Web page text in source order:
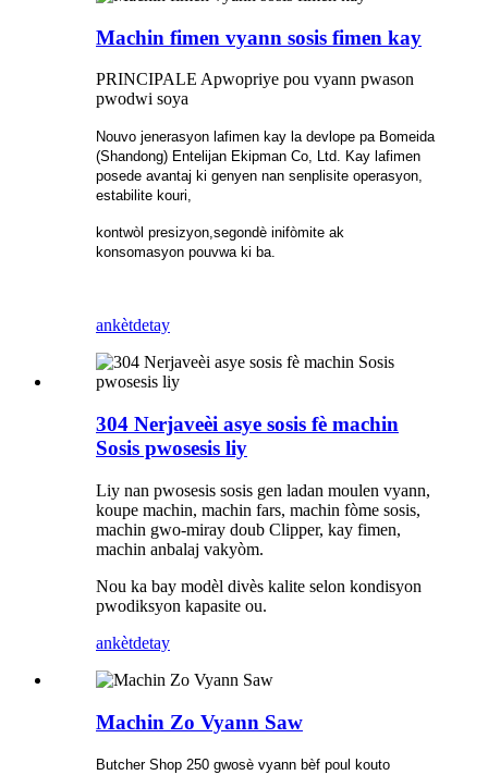
Machin fimen vyann sosis fimen kay
PRINCIPALE Apwopriye pou vyann pwason
pwodwi soya
Nouvo jenerasyon lafimen kay la devlope pa Bomeida
(Shandong) Entelijan Ekipman Co, Ltd. Kay lafimen
posede avantaj ki genyen nan senplisite operasyon,
estabilite kouri,
kontwòl presizyon,segondè inifòmite ak
konsomasyon pouvwa ki ba.
ankètdetay
304 Nerjaveèi asye sosis fè machin
Sosis pwosesis liy
Liy nan pwosesis sosis gen ladan moulen vyann,
koupe machin, machin fars, machin fòme sosis,
machin gwo-miray doub Clipper, kay fimen,
machin anbalaj vakyòm.
Nou ka bay modèl divès kalite selon kondisyon
pwodiksyon kapasite ou.
ankètdetay
Machin Zo Vyann Saw
Butcher Shop 250 gwosè vyann bèf poul kouto